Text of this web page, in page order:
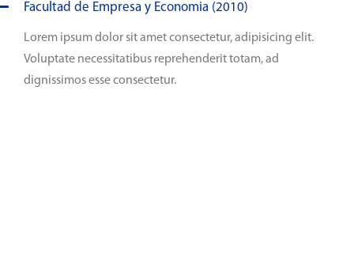
Facultad de Empresa y Economia (2010)
Lorem ipsum dolor sit amet consectetur, adipisicing elit.
Voluptate necessitatibus reprehenderit totam, ad
dignissimos esse consectetur.